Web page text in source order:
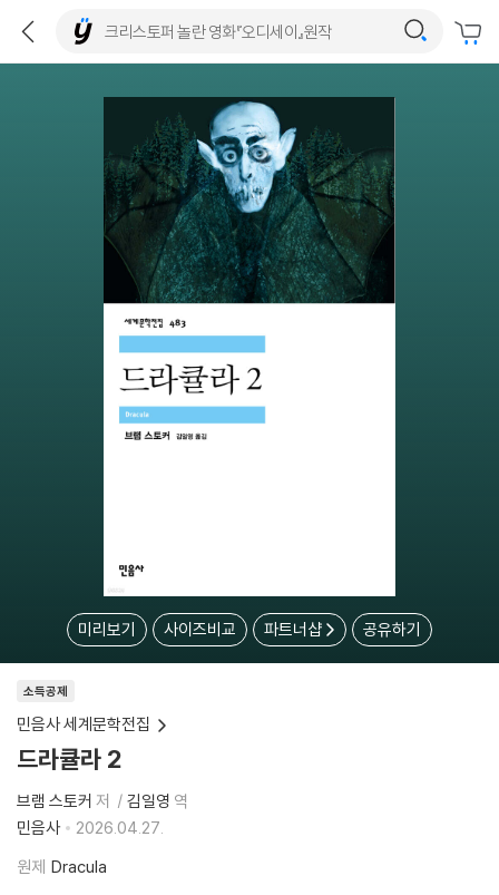
미리보기 사이즈비교 파트너샵 공유하기
소득공제
민음사 세계문학전집
드라큘라 2
브램 스토커 저 김일영 역
민음사
2026.04.27.
원제 Dracula